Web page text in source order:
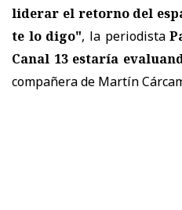
liderar el retorno del
te lo digo", la periodista
Canal 13 estaría
compañera de Martín